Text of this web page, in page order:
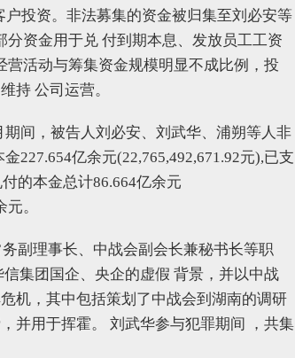
投资。非法募集的资金被归集至刘必安等
资金用于兑 付到期本息、发放员工工资
活动与筹集资金规模明显不成比例，投
持 公司运营。
间，被告人刘必安、刘武华、浦朔等人非
227.654亿余元(22,765,492,671.92元),已支
的本金总计86.664亿余元
。
副理事长、中战会副会长兼秘书长等职
集团国企、央企的虚假 背景，并以中战
机，其中包括策划了中战会到湖南的调研
并用于挥霍。 刘武华参与犯罪期间 ，共集